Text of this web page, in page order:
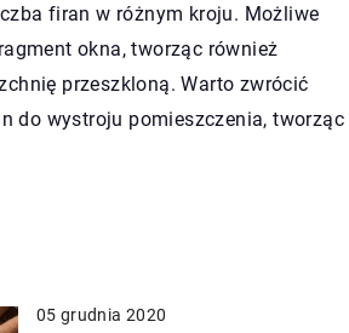
firan w różnym kroju. Możliwe
okna, tworząc również
przeszkloną. Warto zwrócić
do wystroju pomieszczenia, tworząc
05 grudnia 2020